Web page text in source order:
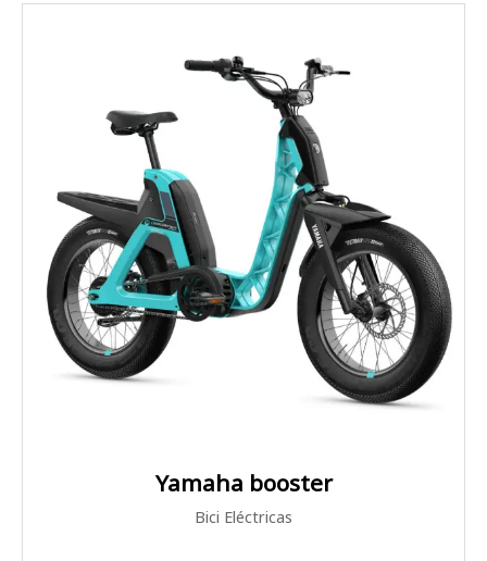
Yamaha booster
Bici Eléctricas